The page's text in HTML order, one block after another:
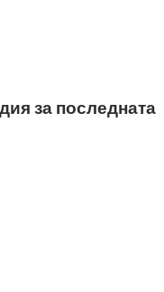
за последната